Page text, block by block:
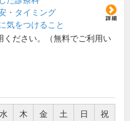
・タイミング
気をつけること
ください。（無料でご利用い
水 木 金 土 日 祝